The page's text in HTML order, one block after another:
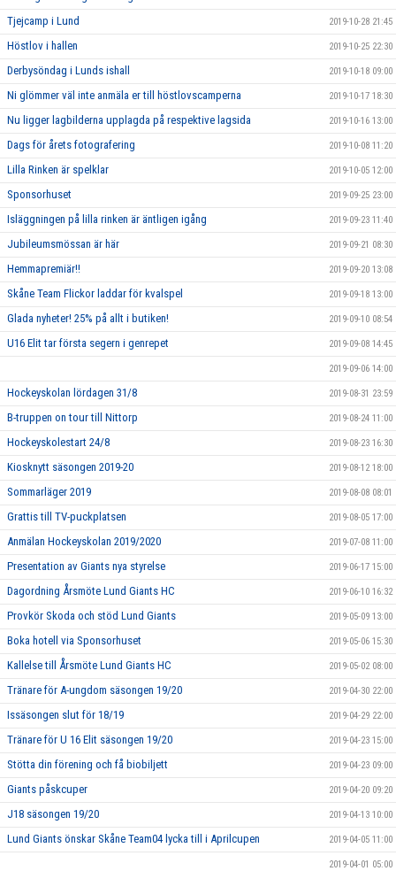
Tjejcamp i Lund 2019-10-28 21:45
Höstlov i hallen 2019-10-25 22:30
Derbysöndag i Lunds ishall 2019-10-18 09:00
Ni glömmer väl inte anmäla er till höstlovscamperna 2019-10-17 18:30
Nu ligger lagbilderna upplagda på respektive lagsida 2019-10-16 13:00
Dags för årets fotografering 2019-10-08 11:20
Lilla Rinken är spelklar 2019-10-05 12:00
Sponsorhuset 2019-09-25 23:00
Isläggningen på lilla rinken är äntligen igång 2019-09-23 11:40
Jubileumsmössan är här 2019-09-21 08:30
Hemmapremiär!! 2019-09-20 13:08
Skåne Team Flickor laddar för kvalspel 2019-09-18 13:00
Glada nyheter! 25% på allt i butiken! 2019-09-10 08:54
U16 Elit tar första segern i genrepet 2019-09-08 14:45
2019-09-06 14:00
Hockeyskolan lördagen 31/8 2019-08-31 23:59
B-truppen on tour till Nittorp 2019-08-24 11:00
Hockeyskolestart 24/8 2019-08-23 16:30
Kiosknytt säsongen 2019-20 2019-08-12 18:00
Sommarläger 2019 2019-08-08 08:01
Grattis till TV-puckplatsen 2019-08-05 17:00
Anmälan Hockeyskolan 2019/2020 2019-07-08 11:00
Presentation av Giants nya styrelse 2019-06-17 15:00
Dagordning Årsmöte Lund Giants HC 2019-06-10 16:32
Provkör Skoda och stöd Lund Giants 2019-05-09 13:00
Boka hotell via Sponsorhuset 2019-05-06 15:30
Kallelse till Årsmöte Lund Giants HC 2019-05-02 08:00
Tränare för A-ungdom säsongen 19/20 2019-04-30 22:00
Issäsongen slut för 18/19 2019-04-29 22:00
Tränare för U 16 Elit säsongen 19/20 2019-04-23 15:00
Stötta din förening och få biobiljett 2019-04-23 09:00
Giants påskcuper 2019-04-20 09:20
J18 säsongen 19/20 2019-04-13 10:00
Lund Giants önskar Skåne Team04 lycka till i Aprilcupen 2019-04-05 11:00
2019-04-01 05:00